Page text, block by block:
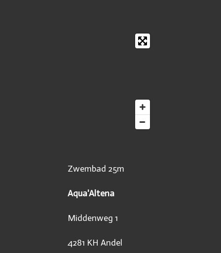
Zwembad 25m
Aqua'Altena
Middenweg 1
4281 KH Andel